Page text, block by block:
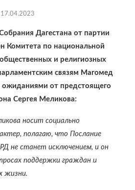
17.04.2023
Дагестана от партии
Комитета по национальной
и религиозных
связям Магомед
ожиданиями от предстоящего
Сергея Меликова:
носит социально
полагаю, что Послание
не станет исключением, и он
поддержки граждан и
жизни.